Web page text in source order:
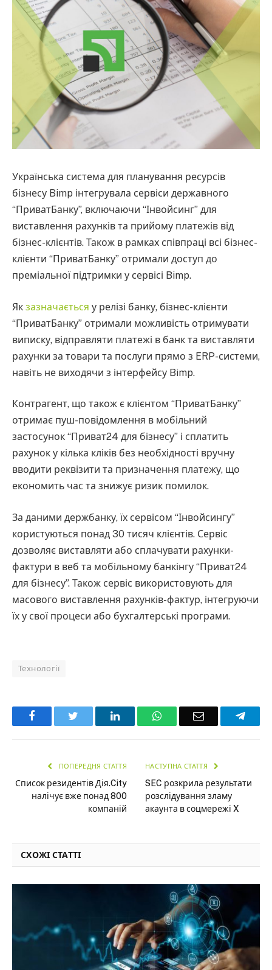
Українська система для планування ресурсів
бізнесу Bimp інтегрувала сервіси державного
“ПриватБанку”, включаючи “Інвойсинг” для
виставлення рахунків та прийому платежів від
бізнес-клієнтів. Також в рамках співпраці всі бізнес-
клієнти “ПриватБанку” отримали доступ до
преміальної підтримки у сервісі Bimp.
Як зазначається у релізі банку, бізнес-клієнти
“ПриватБанку” отримали можливість отримувати
виписку, відправляти платежі в банк та виставляти
рахунки за товари та послуги прямо з ERP-системи,
навіть не виходячи з інтерфейсу Bimp.
Контрагент, що також є клієнтом “ПриватБанку”
отримає пуш-повідомлення в мобільний
застосунок “Приват24 для бізнесу” і сплатить
рахунок у кілька кліків без необхідності вручну
вводити реквізити та призначення платежу, що
економить час та знижує ризик помилок.
За даними держбанку, їх сервісом “Інвойсингу”
користуються понад 30 тисяч клієнтів. Сервіс
дозволяє виставляти або сплачувати рахунки-
фактури в веб та мобільному банкінгу “Приват24
для бізнесу”. Також сервіс використовують для
масового виставлення рахунків-фактур, інтегруючи
їх у свої процеси або бухгалтерські програми.
Технології
Facebook LinkedInWhatsAppEmail
ПОПЕРЕДНЯ СТАТТЯ
Список резидентів Дія.City
налічує вже понад 800
компаній
НАСТУПНА СТАТТЯ
SEC розкрила результати
розслідування зламу
акаунта в соцмережі X
СХОЖІ СТАТТІ